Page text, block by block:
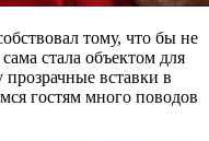
тому, что бы не
стала объектом для
вставки в
гостям много поводов